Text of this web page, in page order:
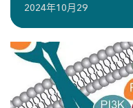
2024年10月29